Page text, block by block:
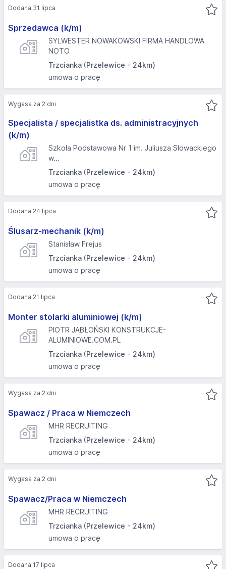
Sprzedawca (k/m)
SYLWESTER NOWAKOWSKI FIRMA HANDLOWA
NOTO
Trzcianka (Przelewice - 24km)
umowa o pracę
Dodana 31 lipca
Specjalista / specjalistka ds. administracyjnych
(k/m)
Szkoła Podstawowa Nr 1 im. Juliusza Słowackiego
w...
Trzcianka (Przelewice - 24km)
umowa o pracę
Wygasa za 2 dni
Ślusarz-mechanik (k/m)
Stanisław Frejus
Trzcianka (Przelewice - 24km)
umowa o pracę
Dodana 24 lipca
Monter stolarki aluminiowej (k/m)
PIOTR JABŁOŃSKI KONSTRUKCJE-
ALUMINIOWE.COM.PL
Trzcianka (Przelewice - 24km)
umowa o pracę
Dodana 21 lipca
Spawacz / Praca w Niemczech
MHR RECRUITING
Trzcianka (Przelewice - 24km)
umowa o pracę
Wygasa za 2 dni
Spawacz/Praca w Niemczech
MHR RECRUITING
Trzcianka (Przelewice - 24km)
umowa o pracę
Wygasa za 2 dni
Dodana 17 lipca